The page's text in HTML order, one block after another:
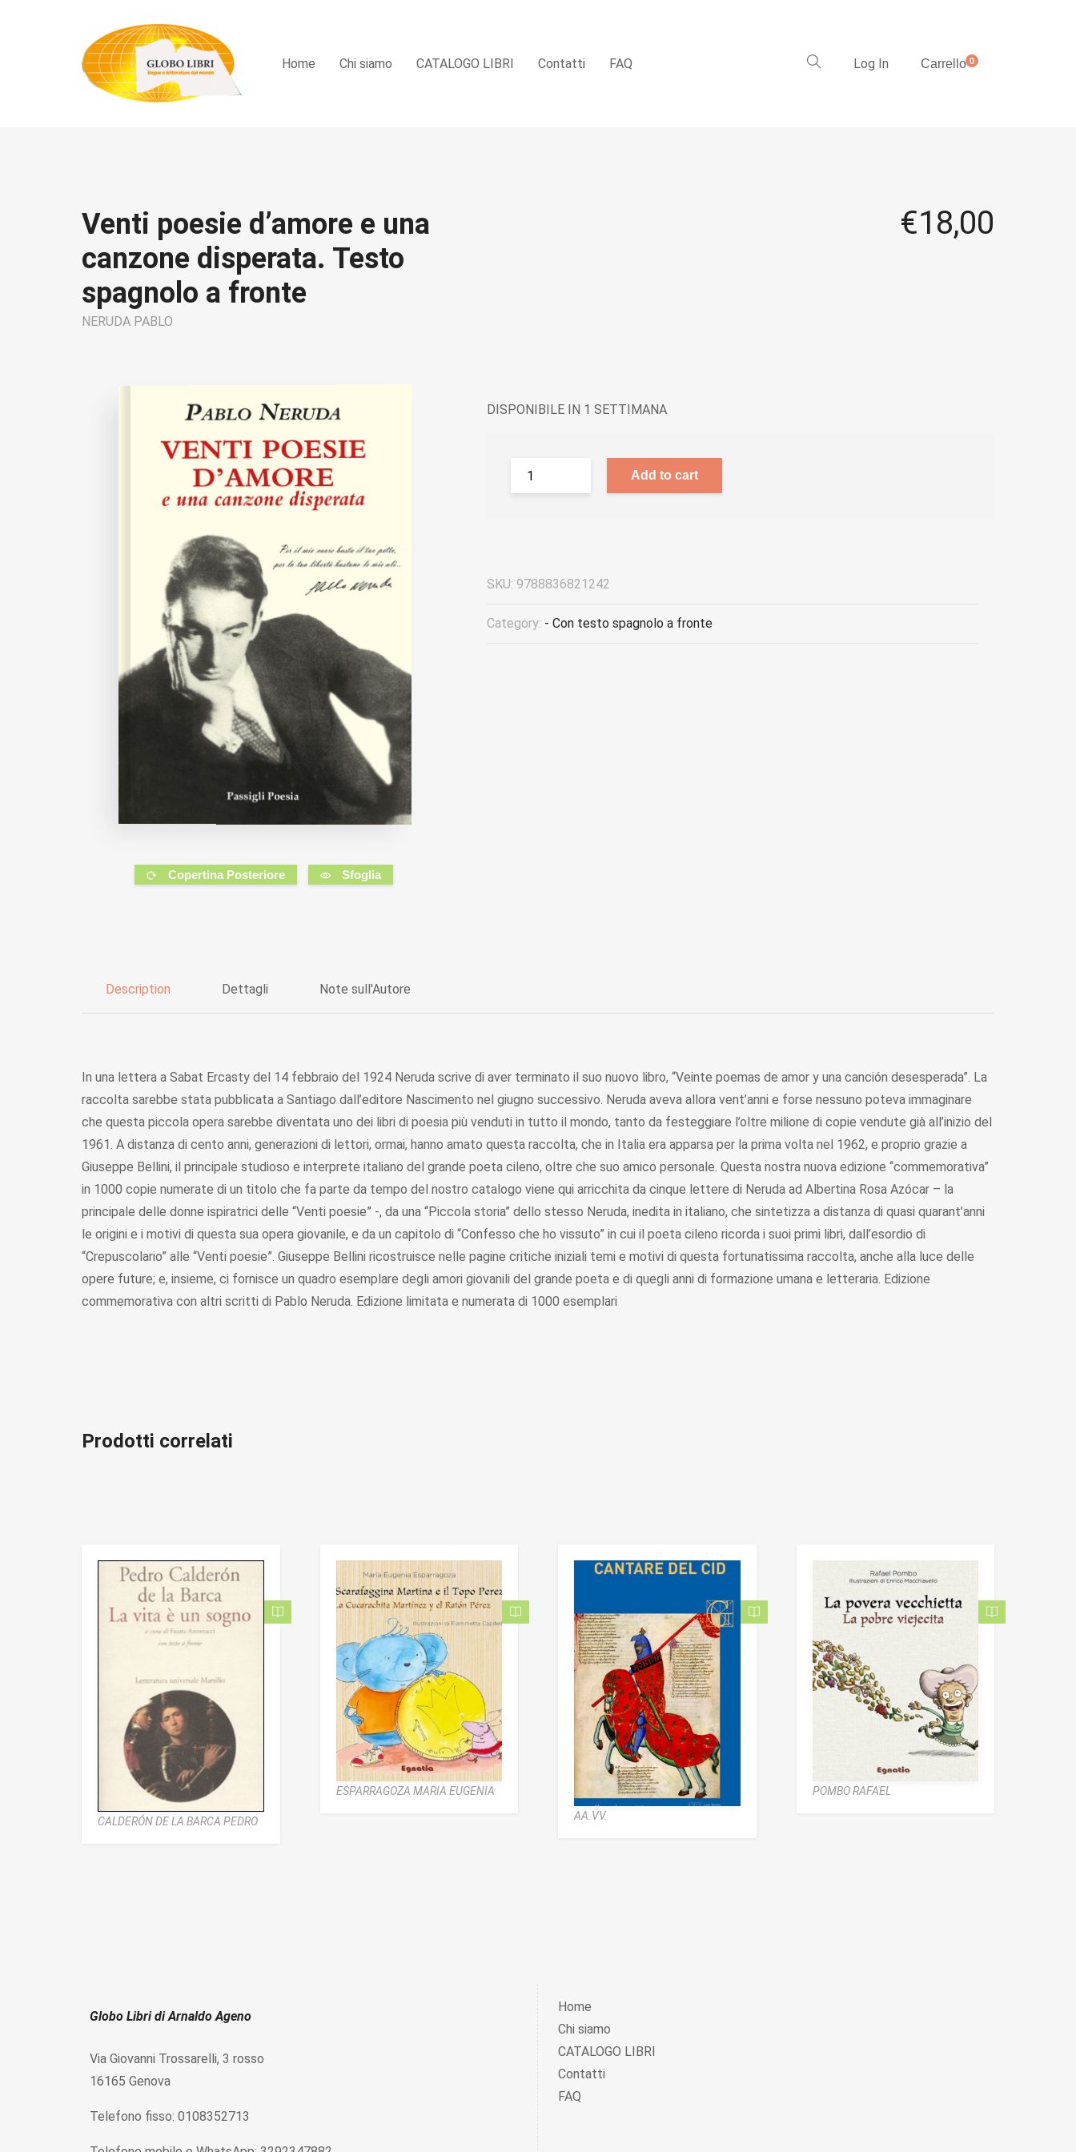
Home Chi siamo CATALOGO LIBRI Contatti FAQ Log In Carrello0
Venti poesie d’amore e una
canzone disperata. Testo
spagnolo a fronte
NERUDA PABLO
€18,00
Copertina Posteriore Sfoglia
DISPONIBILE IN 1 SETTIMANA
Add to cart
SKU: 9788836821242
Category: - Con testo spagnolo a fronte
Description Dettagli Note sull'Autore
In una lettera a Sabat Ercasty del 14 febbraio del 1924 Neruda scrive di aver terminato il suo nuovo libro, “Veinte poemas de amor y una canción desesperada”. La
raccolta sarebbe stata pubblicata a Santiago dall’editore Nascimento nel giugno successivo. Neruda aveva allora vent’anni e forse nessuno poteva immaginare
che questa piccola opera sarebbe diventata uno dei libri di poesia più venduti in tutto il mondo, tanto da festeggiare l’oltre milione di copie vendute già all’inizio del
1961. A distanza di cento anni, generazioni di lettori, ormai, hanno amato questa raccolta, che in Italia era apparsa per la prima volta nel 1962, e proprio grazie a
Giuseppe Bellini, il principale studioso e interprete italiano del grande poeta cileno, oltre che suo amico personale. Questa nostra nuova edizione “commemorativa”
in 1000 copie numerate di un titolo che fa parte da tempo del nostro catalogo viene qui arricchita da cinque lettere di Neruda ad Albertina Rosa Azócar – la
principale delle donne ispiratrici delle “Venti poesie” -, da una “Piccola storia” dello stesso Neruda, inedita in italiano, che sintetizza a distanza di quasi quarant’anni
le origini e i motivi di questa sua opera giovanile, e da un capitolo di “Confesso che ho vissuto” in cui il poeta cileno ricorda i suoi primi libri, dall’esordio di
“Crepuscolario” alle “Venti poesie”. Giuseppe Bellini ricostruisce nelle pagine critiche iniziali temi e motivi di questa fortunatissima raccolta, anche alla luce delle
opere future; e, insieme, ci fornisce un quadro esemplare degli amori giovanili del grande poeta e di quegli anni di formazione umana e letteraria. Edizione
commemorativa con altri scritti di Pablo Neruda. Edizione limitata e numerata di 1000 esemplari
Prodotti correlati
CALDERÓN DE LA BARCA PEDRO
ESPARRAGOZA MARIA EUGENIA
AA.VV.
POMBO RAFAEL
Globo Libri di Arnaldo Ageno
Via Giovanni Trossarelli, 3 rosso
16165 Genova
Telefono fisso: 0108352713
Home
Chi siamo
CATALOGO LIBRI
Contatti
FAQ